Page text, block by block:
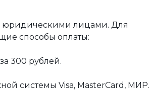
юридическими лицами. Для
способы оплаты:
300 рублей.
системы Visa, MasterCard, МИР.